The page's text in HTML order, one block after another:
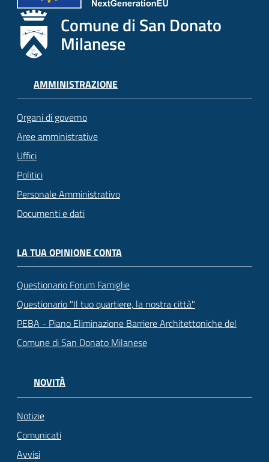
Comune di San Donato
Milanese
AMMINISTRAZIONE
Organi di governo
Aree amministrative
Uffici
Politici
Personale Amministrativo
Documenti e dati
LA TUA OPINIONE CONTA
Questionario Forum Famiglie
Questionario "Il tuo quartiere, la nostra città"
PEBA - Piano Eliminazione Barriere Architettoniche del
Comune di San Donato Milanese
NOVITÀ
Notizie
Comunicati
Avvisi